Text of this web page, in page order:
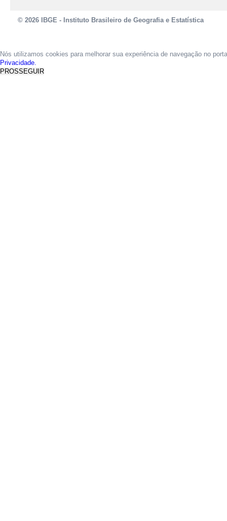
© 2026 IBGE - Instituto Brasileiro de Geografia e Estatística
Nós utilizamos cookies para melhorar sua experiência de navegação no
Privacidade.
PROSSEGUIR